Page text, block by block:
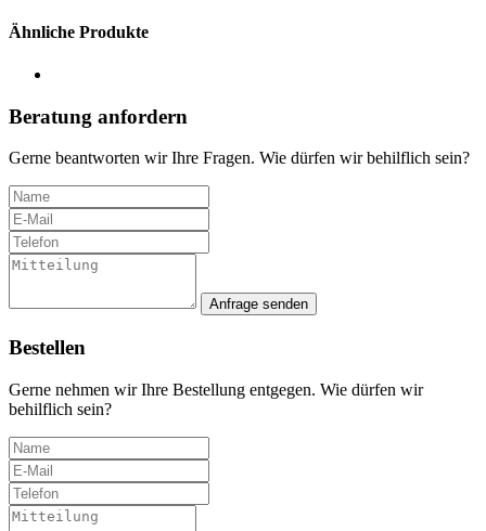
Ähnliche Produkte
Beratung anfordern
Gerne beantworten wir Ihre Fragen. Wie dürfen wir behilflich sein?
Anfrage senden
Bestellen
Gerne nehmen wir Ihre Bestellung entgegen. Wie dürfen wir
behilflich sein?